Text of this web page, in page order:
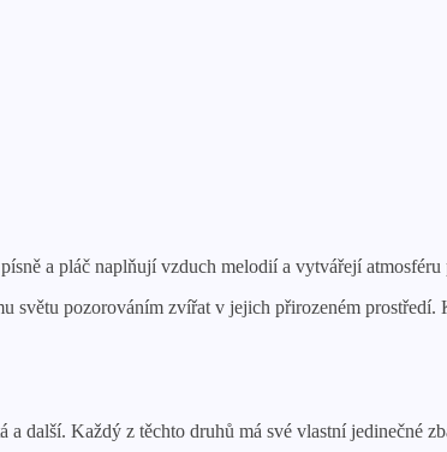
a pláč naplňují vzduch melodií a vytvářejí atmosféru
pozorováním zvířat v jejich přirozeném prostředí.
další. Každý z těchto druhů má své vlastní jedinečné